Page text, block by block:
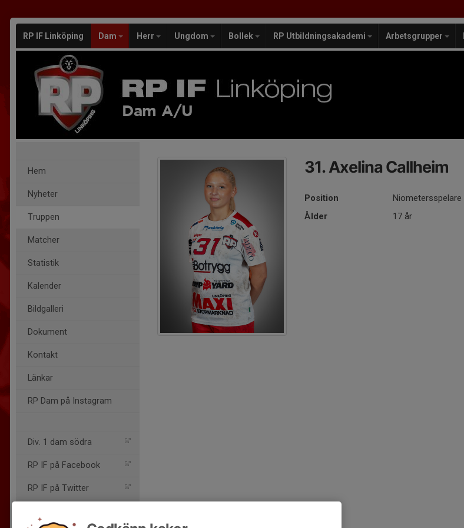
RP IF Linköping Dam Herr Ungdom Bollek RP Utbildningsakademi Arbetsgrupper
Dam A/U
Hem
Nyheter
Truppen
Matcher
Statistik
Kalender
Bildgalleri
Dokument
Kontakt
Länkar
RP Dam på Instagram
Div. 1 dam södra
RP IF på Facebook
RP IF på Twitter
31. Axelina Callheim
Position
Niometersspelare
Ålder
17 år